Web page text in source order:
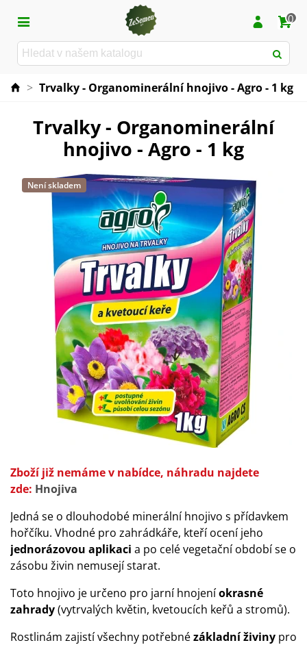
0
> Trvalky - Organominerální hnojivo - Agro - 1 kg
Trvalky - Organominerální
hnojivo - Agro - 1 kg
Není skladem
Zboží již nemáme v nabídce, náhradu najdete
zde: Hnojiva
Jedná se o dlouhodobé minerální hnojivo s přídavkem
hořčíku. Vhodné pro zahrádkáře, kteří ocení jeho
jednorázovou aplikaci a po celé vegetační období se o
zásobu živin nemusejí starat.
Toto hnojivo je určeno pro jarní hnojeníokrasné
zahrady(vytrvalých květin, kvetoucích keřů a stromů).
Rostlinám zajistívšechny potřebnézákladní živiny pro